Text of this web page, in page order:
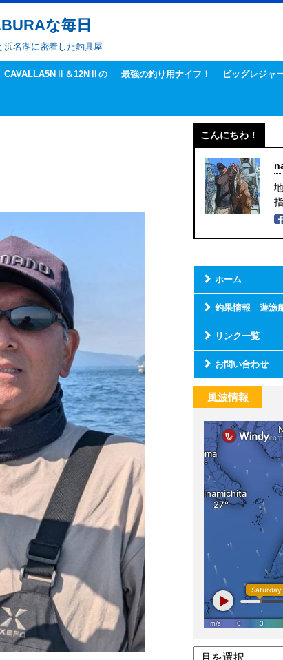
な毎日
浜名湖に密着した釣具屋
CAVALLA5NⅡ＆12NⅡの 最強の釣り用ナイフ！ ビッグレジャ
こんにちわ！
ホーム
釣果情報 遊漁
リンク一覧
お問い合わせ
風波情報
過